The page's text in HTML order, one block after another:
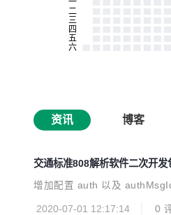
资讯 博客
交通标准808解析软件二次开
增加配置 auth 以及
2020-07-01 12:17:14 0